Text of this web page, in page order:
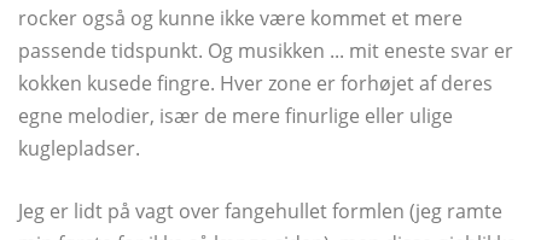
rocker også og kunne ikke være kommet et mere
passende tidspunkt. Og musikken ... mit eneste svar er
kokken kusede fingre. Hver zone er forhøjet af deres
egne melodier, især de mere finurlige eller ulige
kuglepladser.
Jeg er lidt på vagt over fangehullet formlen (jeg ramte